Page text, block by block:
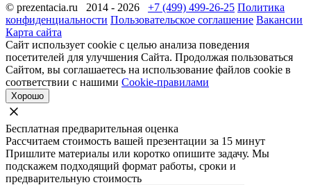
© prezentacia.ru 2014 - 2026 +7 (499) 499-26-25 Политика
конфиденциальности Пользовательское соглашение Вакансии
Карта сайта
Сайт использует cookie с целью анализа поведения
посетителей для улучшения Сайта. Продолжая пользоваться
Сайтом, вы соглашаетесь на использование файлов cookie в
соответствии с нашими Cookie-правилами
Хорошо
Бесплатная предварительная оценка
Рассчитаем стоимость вашей презентации за 15 минут
Пришлите материалы или коротко опишите задачу. Мы
подскажем подходящий формат работы, сроки и
предварительную стоимость